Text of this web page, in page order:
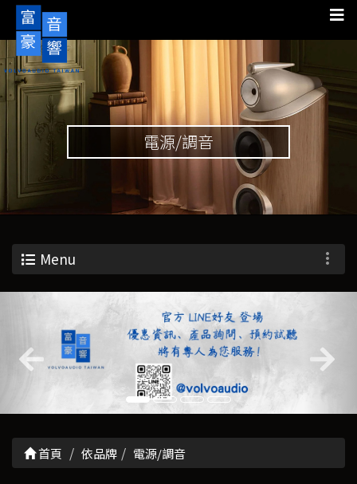
電源/調音
Menu
首頁 依品牌 電源/調音